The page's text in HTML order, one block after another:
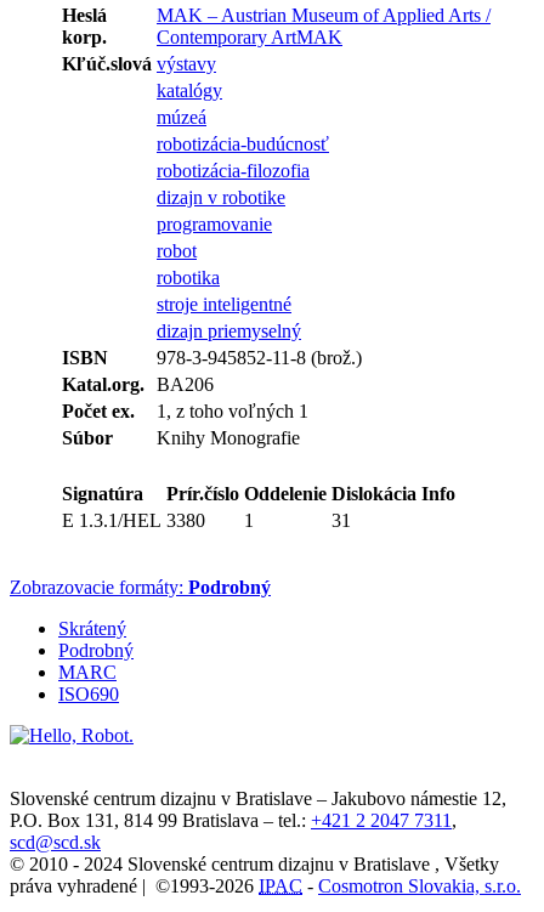
Heslá
korp.
MAK – Austrian Museum of Applied Arts /
Contemporary ArtMAK
Kľúč.slová výstavy
katalógy
múzeá
robotizácia-budúcnosť
robotizácia-filozofia
dizajn v robotike
programovanie
robot
robotika
stroje inteligentné
dizajn priemyselný
ISBN
978-3-945852-11-8 (brož.)
Katal.org. BA206
Počet ex.
1, z toho voľných 1
Súbor
Knihy Monografie
Signatúra Prír.číslo Oddelenie Dislokácia Info
E 1.3.1/HEL 3380 1 31
Zobrazovacie formáty: Podrobný
Skrátený
Podrobný
MARC
ISO690
Slovenské centrum dizajnu v Bratislave – Jakubovo námestie 12,
P.O. Box 131, 814 99 Bratislava – tel.: +421 2 2047 7311 ,
scd@scd.sk
© 2010 - 2024 Slovenské centrum dizajnu v Bratislave , Všetky
práva vyhradené | ©1993-2026 IPAC - Cosmotron Slovakia, s.r.o.